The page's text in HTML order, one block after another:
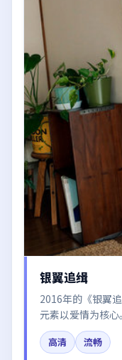
银翼追缉
2016年的《银翼
元素以爱情为核
拓哉、廖凡、杨
发讨论。
高清
流畅